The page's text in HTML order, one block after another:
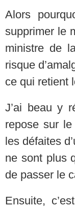
Alors
supprimer le
ministre de
risque
ce qui retient
J’ai beau y
repose sur
les défaites
ne sont plus
de passer le
Ensuite,